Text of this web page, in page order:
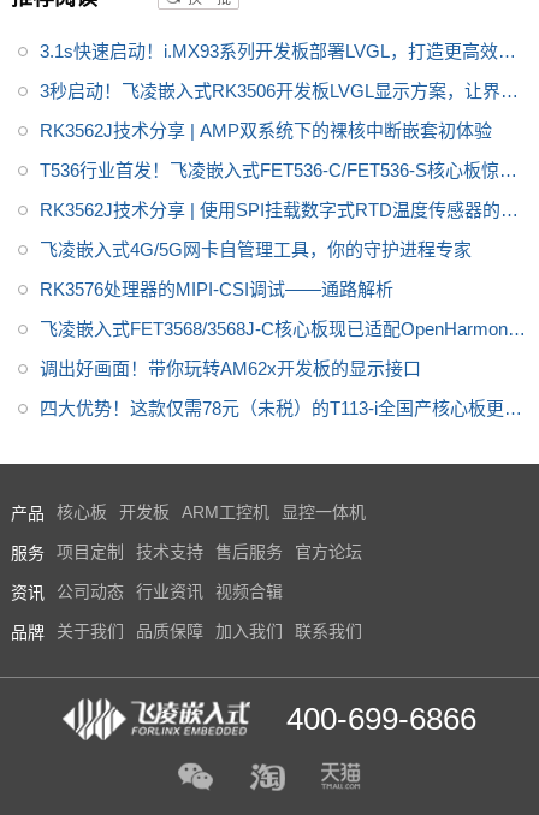
T、SPI、CAN-FD、以太网、AD
C（模数转换器）、LocalBus
等，以满足不同应用场景的需求
3.1s快速启动！i.MX93系列开发板部署LVGL，打造更高效的
GUI
3秒启动！飞凌嵌入式RK3506开发板LVGL显示方案，让界面
炫起来
RK3562J技术分享 | AMP双系统下的裸核中断嵌套初体验
T536行业首发！飞凌嵌入式FET536-C/FET536-S核心板惊艳
亮相
RK3562J技术分享 | 使用SPI挂载数字式RTD温度传感器的方
法
飞凌嵌入式4G/5G网卡自管理工具，你的守护进程专家
RK3576处理器的MIPI-CSI调试——通路解析
飞凌嵌入式FET3568/3568J-C核心板现已适配OpenHarmony
4.1
调出好画面！带你玩转AM62x开发板的显示接口
四大优势！这款仅需78元（未税）的T113-i全国产核心板更值
产品 核心板 开发板 ARM工控机 显控一体机
服务 项目定制 技术支持 售后服务 官方论坛
资讯 公司动态 行业资讯 视频合辑
品牌 关于我们 品质保障 加入我们 联系我们
400-699-6866